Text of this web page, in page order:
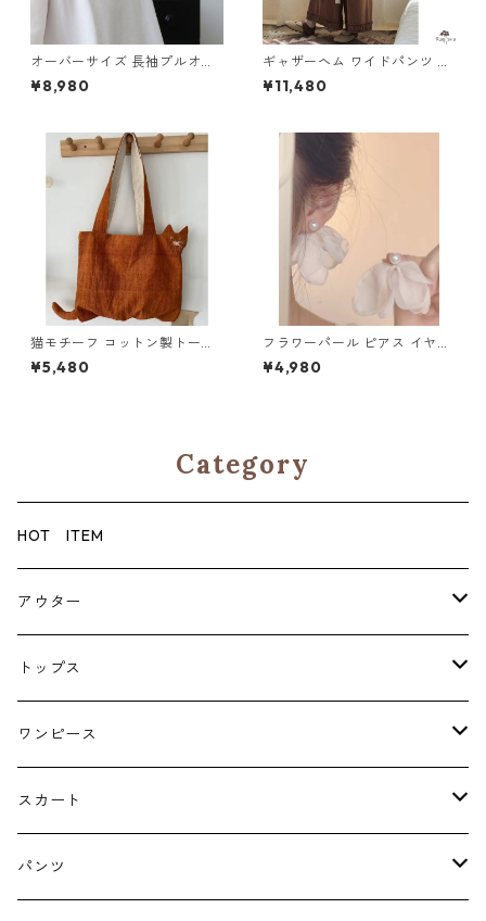
オーバーサイズ 長袖プルオー
バー M 3col 250378
¥8,980
ギャザーヘム ワイドパンツ M
3col 250397
¥11,480
猫モチーフ コットン製トート
バッグ 3col Y 260100
¥5,480
フラワーパール ピアス イヤリ
ング Y 260098
¥4,980
Category
HOT ITEM
アウター
コート
ジャケット
トップス
ブラウス・シャツ
Tシャツ・スウェット・パーカー
ニット・カーディガン
ワンピース
キャミソールワンピース
ジャンパースカート
スカート
ペチスカート
パンツ